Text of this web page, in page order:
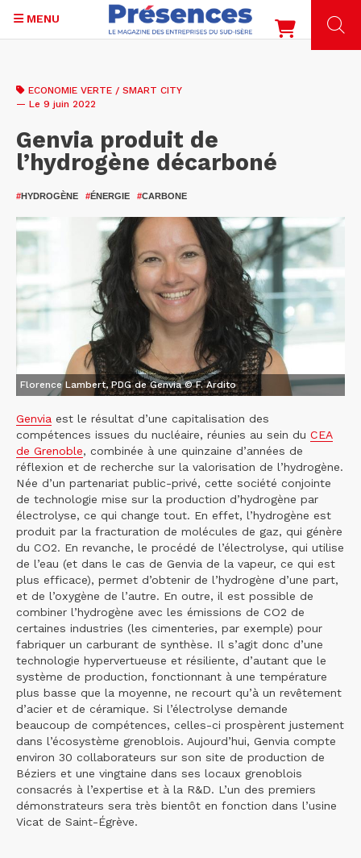
contenu
MENU
ECONOMIE VERTE / SMART CITY
— Le 9 juin 2022
Genvia produit de
l’hydrogène décarboné
#HYDROGÈNE #ÉNERGIE #CARBONE
Florence Lambert, PDG de Genvia © F. Ardito
Genvia est le résultat d’une capitalisation des
compétences issues du nucléaire, réunies au sein du CEA
de Grenoble, combinée à une quinzaine d’années de
réflexion et de recherche sur la valorisation de l’hydrogène.
Née d’un partenariat public-privé, cette société conjointe
de technologie mise sur la production d’hydrogène par
électrolyse, ce qui change tout. En effet, l’hydrogène est
produit par la fracturation de molécules de gaz, qui génère
du CO2. En revanche, le procédé de l’électrolyse, qui utilise
de l’eau (et dans le cas de Genvia de la vapeur, ce qui est
plus efficace), permet d’obtenir de l’hydrogène d’une part,
et de l’oxygène de l’autre. En outre, il est possible de
combiner l’hydrogène avec les émissions de CO2 de
certaines industries (les cimenteries, par exemple) pour
fabriquer un carburant de synthèse. Il s’agit donc d’une
technologie hypervertueuse et résiliente, d’autant que le
système de production, fonctionnant à une température
plus basse que la moyenne, ne recourt qu’à un revêtement
d’acier et de céramique. Si l’électrolyse demande
beaucoup de compétences, celles-ci prospèrent justement
dans l’écosystème grenoblois. Aujourd’hui, Genvia compte
environ 30 collaborateurs sur son site de production de
Béziers et une vingtaine dans ses locaux grenoblois
consacrés à l’expertise et à la R&D. L’un des premiers
démonstrateurs sera très bientôt en fonction dans l’usine
Vicat de Saint-Égrève.